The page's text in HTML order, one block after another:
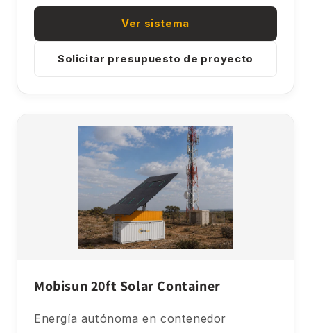
Ver sistema
Solicitar presupuesto de proyecto
Mobisun 20ft Solar Container
Energía autónoma en contenedor